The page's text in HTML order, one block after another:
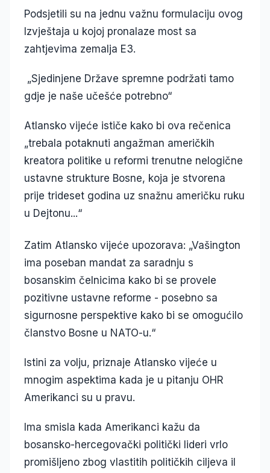
Podsjetili su na jednu važnu formulaciju ovog
Izvještaja u kojoj pronalaze most sa
zahtjevima zemalja E3.
„Sjedinjene Države spremne podržati tamo
gdje je naše učešće potrebno“
Atlansko vijeće ističe kako bi ova rečenica
„trebala potaknuti angažman američkih
kreatora politike u reformi trenutne nelogične
ustavne strukture Bosne, koja je stvorena
prije trideset godina uz snažnu američku ruku
u Dejtonu...“
Zatim Atlansko vijeće upozorava: „Vašington
ima poseban mandat za saradnju s
bosanskim čelnicima kako bi se provele
pozitivne ustavne reforme - posebno sa
sigurnosne perspektive kako bi se omogućilo
članstvo Bosne u NATO-u.“
Istini za volju, priznaje Atlansko vijeće u
mnogim aspektima kada je u pitanju OHR
Amerikanci su u pravu.
Ima smisla kada Amerikanci kažu da
bosansko-hercegovački politički lideri vrlo
promišljeno zbog vlastitih političkih ciljeva il